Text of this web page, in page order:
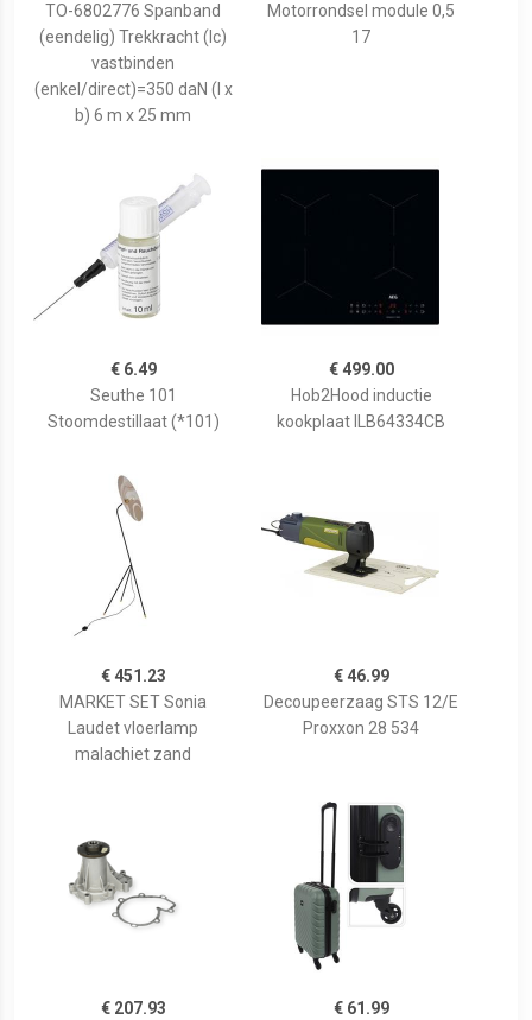
TO-6802776 Spanband
(eendelig) Trekkracht (lc)
vastbinden
(enkel/direct)=350 daN (l x
b) 6 m x 25 mm
Motorrondsel module 0,5
17
€ 6.49
Seuthe 101
Stoomdestillaat (*101)
€ 499.00
Hob2Hood inductie
kookplaat ILB64334CB
€ 451.23
MARKET SET Sonia
Laudet vloerlamp
malachiet zand
€ 46.99
Decoupeerzaag STS 12/E
Proxxon 28 534
€ 207.93
€ 61.99